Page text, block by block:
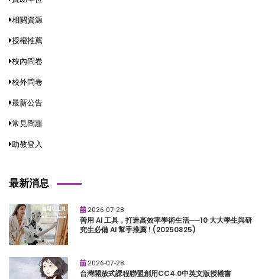
相關資源
授權推薦
校內問卷
校外問卷
最新公告
常見問題
助教登入
最新消息
2026-07-28
善用 AI 工具，打造高效率學術生活──10 大大學生與研
究生必備 AI 幫手推薦 ! (20250825)
2026-07-28
台灣開放式課程聯盟創用CC4.0中英文版授權書